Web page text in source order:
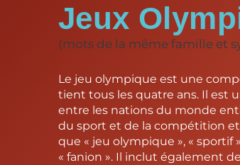
Jeux
(mots de la même famille et
Le jeu olympique est une
tient tous les quatre ans. Il est
entre les nations du monde
du sport et de la compétition
que « jeu olympique », « sportif
« fanion ». Il inclut également